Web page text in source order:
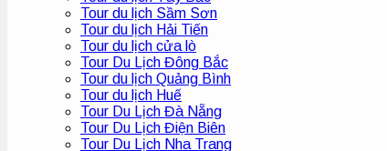
Tour du lịch Sầm Sơn
Tour du lịch Hải Tiến
Tour du lịch cửa lò
Tour Du Lịch Đông Bắc
Tour du lịch Quảng Bình
Tour du lịch Huế
Tour Du Lịch Đà Nẵng
Tour Du Lịch Điện Biên
Tour Du Lịch Nha Trang